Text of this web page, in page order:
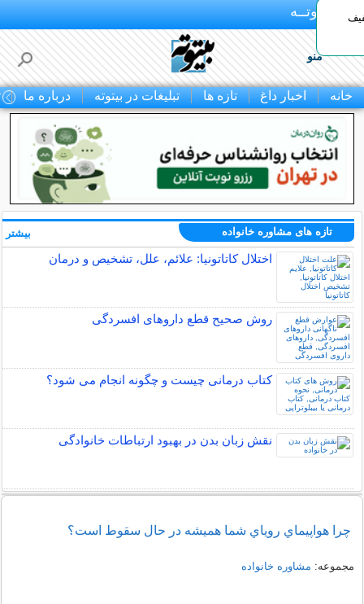
بـیتوتــه
منو
خانه اخبار داغ تازه ها تبلیغات در بیتوته درباره ما
50% تخفیف
تازه های مشاوره خانواده
اختلال کاتاتونیا: علائم، علل، تشخیص و درمان
روش صحیح قطع داروهای افسردگی
کتاب درمانی چیست و چگونه انجام می شود؟
نقش زبان بدن در بهبود ارتباطات خانوادگی
بیشتر
چرا هواپيماي روياي شما هميشه در حال سقوط است؟
مجموعه: مشاوره خانواده